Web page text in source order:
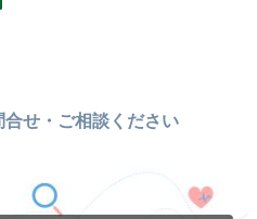
せ・ご相談ください